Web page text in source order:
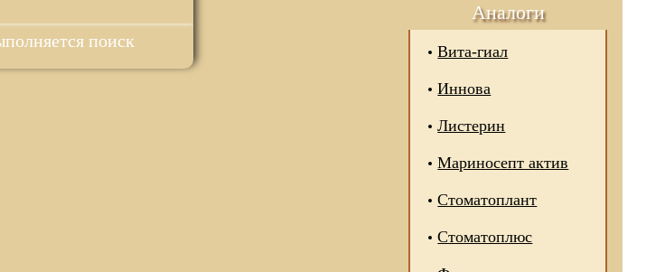
поиск
Аналоги
Вита-гиал
Иннова
Листерин
Мариносепт актив
Стоматоплант
Стоматоплюс